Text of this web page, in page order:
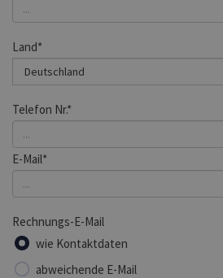
Land*
Telefon Nr.*
E-Mail*
Rechnungs-E-Mail
wie Kontaktdaten
abweichende E-Mail